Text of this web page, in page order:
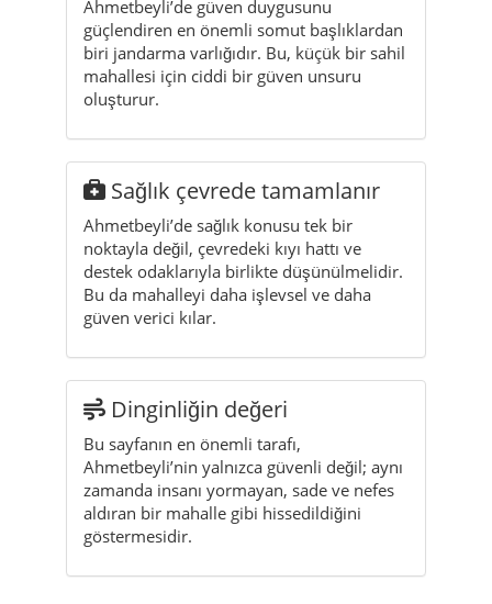
Sağlık çevrede tamamlanır
Ahmetbeyli’de sağlık konusu tek bir
noktayla değil, çevredeki kıyı hattı ve
destek odaklarıyla birlikte düşünülmelidir.
Bu da mahalleyi daha işlevsel ve daha
güven verici kılar.
Dinginliğin değeri
Bu sayfanın en önemli tarafı,
Ahmetbeyli’nin yalnızca güvenli değil; aynı
zamanda insanı yormayan, sade ve nefes
aldıran bir mahalle gibi hissedildiğini
göstermesidir.
Ahmetbeyli çevresinde
sağlık ve güvenlik başlıkları
Ahmetbeyli için sağlık ve güvenlik yalnızca